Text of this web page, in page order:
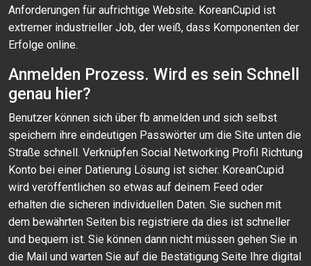
Anforderungen für aufrichtige Website. KoreanCupid ist
extremer industrieller Job, der weiß, dass Komponenten der
Erfolge online.
Anmelden Prozess. Wird es sein Schnell
genau hier?
Benutzer können sich über fb anmelden und sich selbst
speichern ihre eindeutigen Passwörter um die Site unten die
Straße schnell. Verknüpfen Social Networking Profil Richtung
Konto bei einer Datierung Lösung ist sicher. KoreanCupid
wird veröffentlichen so etwas auf deinem Feed oder
erhalten die sicheren individuellen Daten. Sie suchen mit
dem bewährten Seiten bis registriere da dies ist schneller
und bequem ist. Sie können dann nicht müssen gehen Sie in
die Mail und warten Sie auf die Bestätigung Seite Ihre digital